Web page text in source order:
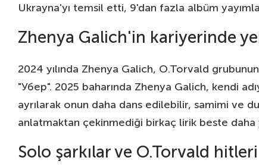
Ukrayna'yı temsil etti, 9'dan fazla albüm
Zhenya Galich'in kariyerinde
2024 yılında Zhenya Galich, O.Torvald
"Убер". 2025 baharında Zhenya Galich, kendi
ayrılarak onun daha dans edilebilir, samimi ve
anlatmaktan çekinmediği birkaç lirik beste daha
Solo şarkılar ve O.Torvald hitleri